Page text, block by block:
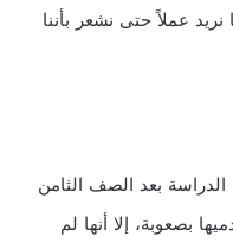
عملاً حتى نشعر بأننا
تركت الدراسة بعد الصف الثامن
بصعوبة، إلا أنها لم